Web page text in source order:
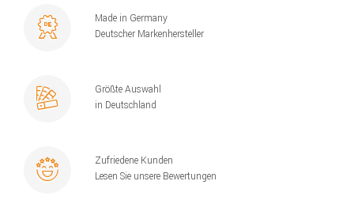
Made in Germany
Deutscher Markenhersteller
Größte Auswahl
in Deutschland
Zufriedene Kunden
Lesen Sie unsere Bewertungen